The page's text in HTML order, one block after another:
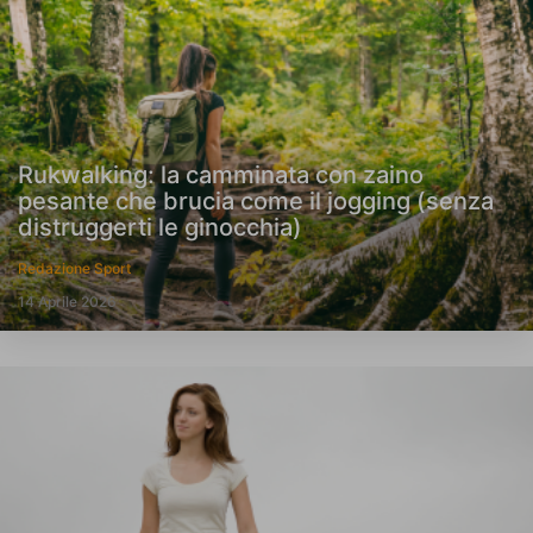
Rukwalking: la camminata con zaino
pesante che brucia come il jogging (senza
distruggerti le ginocchia)
Redazione Sport
14 Aprile 2026